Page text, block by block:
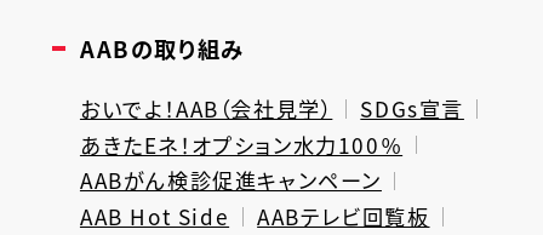
AABの取り組み
おいでよ！AAB（会社見学）
SDGs宣言
あきたEネ！オプション水力100％
AABがん検診促進キャンペーン
AAB Hot Side
AABテレビ回覧板